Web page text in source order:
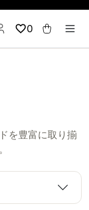
0
を豊富に取り揃